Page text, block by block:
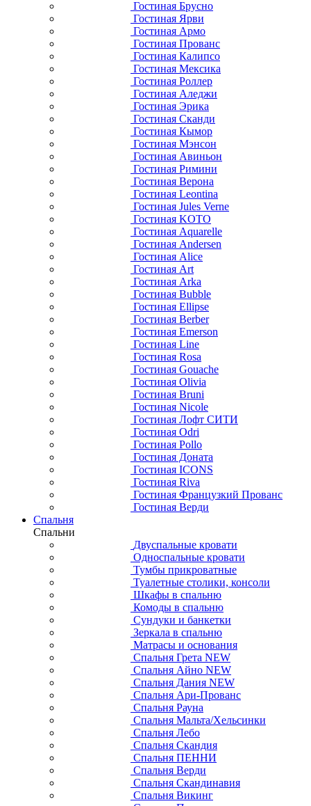
Гостиная Брусно
Гостиная Ярви
Гостиная Армо
Гостиная Прованс
Гостиная Калипсо
Гостиная Мексика
Гостиная Роллер
Гостиная Аледжи
Гостиная Эрика
Гостиная Сканди
Гостиная Кымор
Гостиная Мэнсон
Гостиная Авиньон
Гостиная Римини
Гостиная Верона
Гостиная Leontina
Гостиная Jules Verne
Гостиная KOTO
Гостиная Aquarelle
Гостиная Andersen
Гостиная Alice
Гостиная Art
Гостиная Arka
Гостиная Bubble
Гостиная Ellipse
Гостиная Berber
Гостиная Emerson
Гостиная Line
Гостиная Rosa
Гостиная Gouache
Гостиная Olivia
Гостиная Bruni
Гостиная Nicole
Гостиная Лофт СИТИ
Гостиная Odri
Гостиная Pollo
Гостиная Доната
Гостиная ICONS
Гостиная Riva
Гостиная Французкий Прованс
Гостиная Верди
Спальня
Спальни
Двуспальные кровати
Односпальные кровати
Тумбы прикроватные
Туалетные столики, консоли
Шкафы в спальню
Комоды в спальню
Сундуки и банкетки
Зеркала в спальню
Матрасы и основания
Спальня Грета NEW
Спальня Айно NEW
Спальня Дания NEW
Спальня Ари-Прованс
Спальня Рауна
Спальня Мальта/Хельсинки
Спальня Лебо
Спальня Скандия
Спальня ПЕННИ
Спальня Верди
Спальня Скандинавия
Спальня Викинг